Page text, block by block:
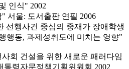
인식" 2002
서울: 도서출판 연필 2006
선행사건 중심의 중재가 장애학생
행동, 과제성취도에 미치는 영향"
회 건설을 위한 새로운 패러다임
통령자문정책기획위원회 2002